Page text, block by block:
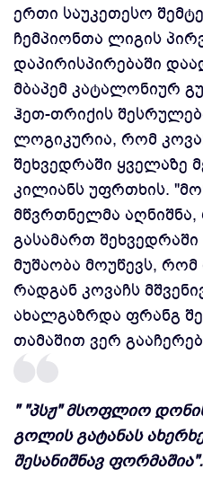
ერთი საუკეთესო
ჩემპიონთა ლიგის
დაპირისპირებაში
მბაპემ კატალონიურ
ჰეთ-თრიქის
ლოგიკურია, რომ
შეხვედრაში ყველაზე
კილიანს უფრთხის.
მწვრთნელმა აღნიშნა,
გასამართ
მუშაობა მოუწევს, რომ
რადგან კოვაჩს
ახალგაზრდა ფრანგ
თამაშით ვერ
" "პსჟ" მსოფლიო
გოლის გატანას
შესანიშნავ ფორმაშია".